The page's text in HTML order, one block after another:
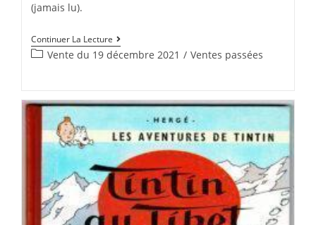
(jamais lu).
Continuer La Lecture
Vente du 19 décembre 2021 / Ventes passées